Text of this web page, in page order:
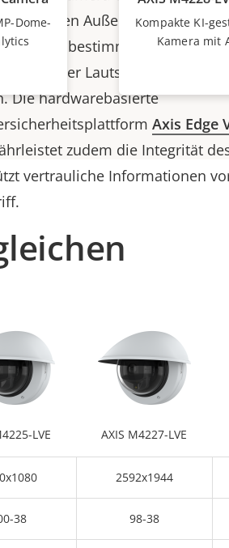
für den Außenbereich
das bestimmte Geräusche
der Lautstärke erkennen
Die hardwarebasierte
Axis Edge
zudem die Integrität
vertrauliche Informationen
Dome-
Kompakte KI-
Kamera mit
LVE AXIS M4227-LVE
2592x1944
38 98-38